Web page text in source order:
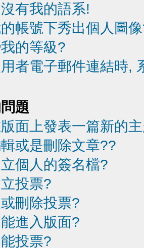
有我的語系!
帳號下秀出個人圖
的等級?
者電子郵件連結時,
題
面上發表一篇新的
或是刪除文章??
個人的簽名檔?
投票?
刪除投票?
進入版面?
投票?